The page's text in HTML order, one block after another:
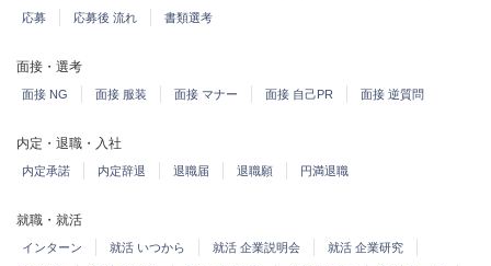
応募
応募後 流れ 書類選考
面接・選考
面接 NG 面接 服装 面接 マナー 面接 自己PR 面接 逆質問
内定・退職・入社
内定承諾 内定辞退 退職届 退職願 円満退職
就職・就活
インターン 就活 いつから 就活 企業説明会
就活 企業研究